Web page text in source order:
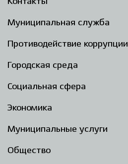
Муниципальная служба
Противодействие коррупции
Городская среда
Социальная сфера
Экономика
Муниципальные услуги
Общество